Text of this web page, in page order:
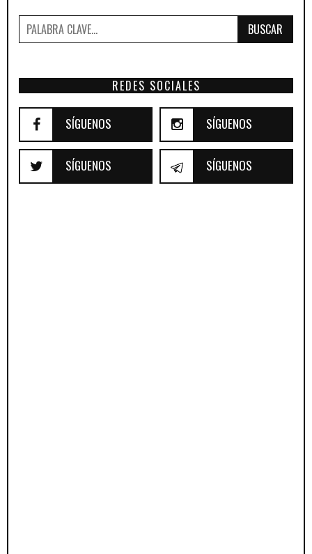
BUSCAR
REDES SOCIALES
SÍGUENOS SÍGUENOS
SÍGUENOS SÍGUENOS